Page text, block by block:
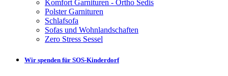
Komfort Garnituren - Ortho Sedis
Polster Garnituren
Schlafsofa
Sofas und Wohnlandschaften
Zero Stress Sessel
Wir spenden für SOS-Kinderdorf